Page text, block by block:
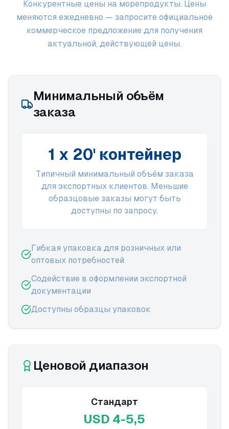
Конкурентные цены на морепродукты. Цены
меняются ежедневно — запросите официальное
коммерческое предложение для получения
актуальной, действующей цены.
Минимальный объём
заказа
1 x 20' контейнер
Типичный минимальный объём заказа
для экспортных клиентов. Меньшие
образцовые заказы могут быть
доступны по запросу.
Гибкая упаковка для розничных или
оптовых потребностей
Содействие в оформлении экспортной
документации
Доступны образцы упаковок
Ценовой диапазон
Стандарт
USD 4-5,5